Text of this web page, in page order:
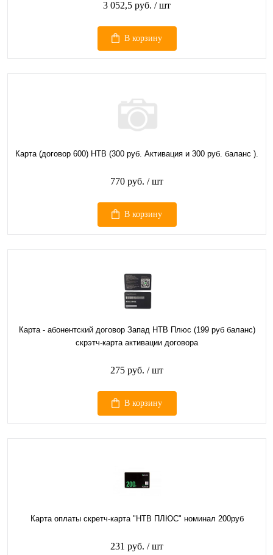
3 052,5 руб. / шт
В корзину
Карта (договор 600) НТВ (300 руб. Активация и 300 руб. баланс ).
770 руб. / шт
В корзину
Карта - абонентский договор Запад НТВ Плюс (199 руб баланс)
скрэтч-карта активации договора
275 руб. / шт
В корзину
Карта оплаты скретч-карта "НТВ ПЛЮС" номинал 200руб
231 руб. / шт